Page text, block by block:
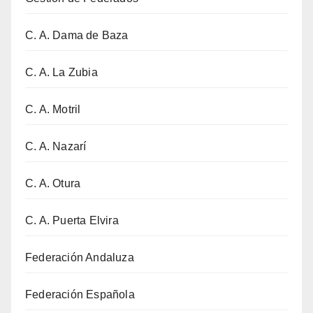
C. A. Dama de Baza
C. A. La Zubia
C. A. Motril
C. A. Nazarí
C. A. Otura
C. A. Puerta Elvira
Federación Andaluza
Federación Española